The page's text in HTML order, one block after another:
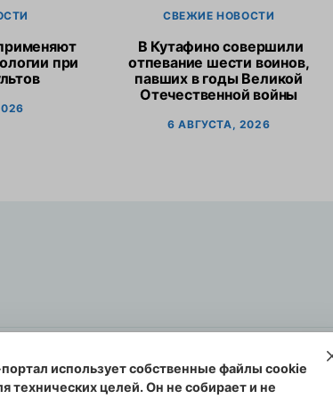
при
СВЕЖИЕ НОВОСТИ
В Кутафино совершили
отпевание шести воинов,
павших в годы Великой
Отечественной войны
6 АВГУСТА, 2026
плюс, 2021-2026
использует собственные файлы cookie
технических целей. Он не собирает и не